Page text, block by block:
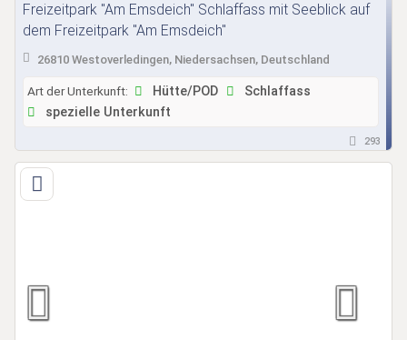
Freizeitpark "Am Emsdeich" Schlaffass mit Seeblick auf
dem Freizeitpark "Am Emsdeich"
26810 Westoverledingen, Niedersachsen, Deutschland
Art der Unterkunft: Hütte/POD
Schlaffass
spezielle Unterkunft
293